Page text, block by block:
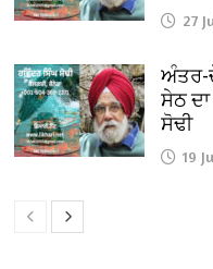
27
ਅੰਤਰ-
ਸੇਠ ਦਾ
ਸੋਢੀ
19